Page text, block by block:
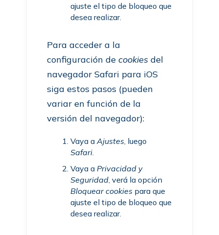
ajuste el tipo de bloqueo que
desea realizar.
Para acceder a la
configuración decookies del
navegador Safari para iOS
siga estos pasos (pueden
variar en función de la
versión del navegador):
Vaya aAjustes, luego
Safari.
Vaya aPrivacidad y
Seguridad, verá la opción
Bloquear cookies para que
ajuste el tipo de bloqueo que
desea realizar.